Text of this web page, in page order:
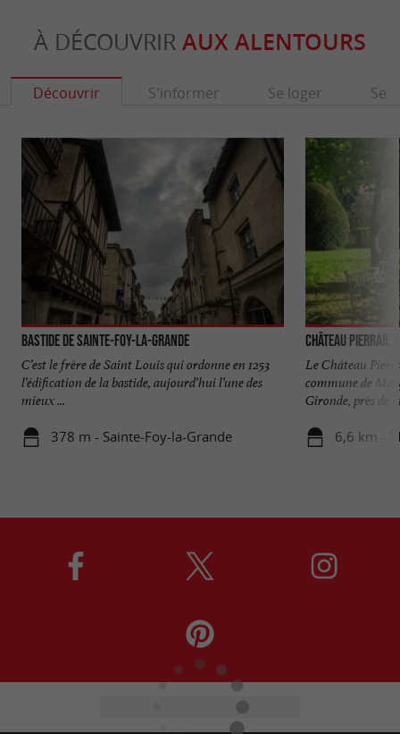
À DÉCOUVRIR AUX ALENTOURS
Découvrir S'informer Se loger Se
Bastide de Sainte-Foy-la-Grande
C’est le frère de Saint Louis qui ordonne en 1253
l’édification de la bastide, aujourd’hui l’une des
mieux ...
378 m - Sainte-Foy-la-Grande
Château Pierrail
Le Château
commune de
Gironde, près de
6,6 km -